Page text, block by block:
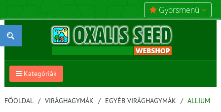
Gyorsmenü
Kategóriák
FŐOLDAL VIRÁGHAGYMÁK EGYÉB VIRÁGHAGYMÁK ALLIUM